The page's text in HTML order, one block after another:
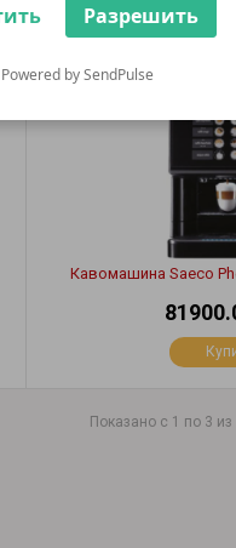
Разрешить
Powered by SendPulse
Кавомашина Saeco
Показано с 1 по 3